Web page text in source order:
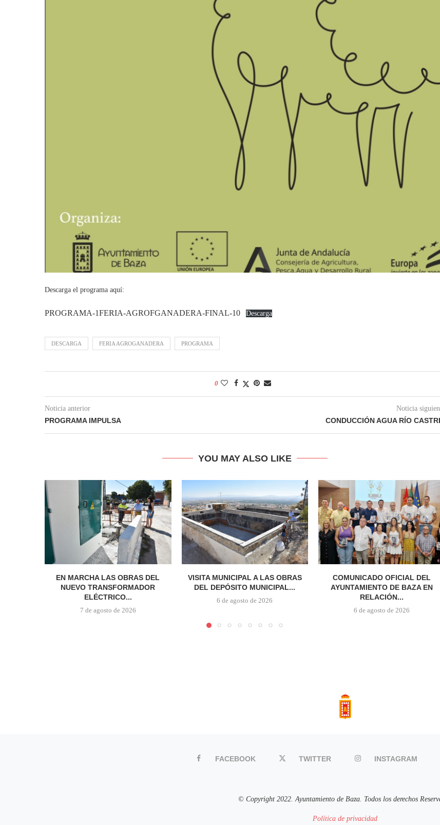
Descarga el programa aquí:
PROGRAMA-1FERIA-AGROFGANADERA-FINAL-10 Descarga
DESCARGA FERIA AGROGANADERA PROGRAMA
0
Noticia anterior
PROGRAMA IMPULSA
Noticia
CONDUCCIÓN AGUA RÍO
YOU MAY ALSO LIKE
EN MARCHA LAS OBRAS DEL
NUEVO TRANSFORMADOR
ELÉCTRICO...
7 de agosto de 2026
VISITA MUNICIPAL A LAS OBRAS
DEL DEPÓSITO MUNICIPAL...
6 de agosto de 2026
COMUNICADO OFICIAL DEL
AYUNTAMIENTO DE BAZA EN
RELACIÓN...
6 de agosto de 2026
FACEBOOK TWITTER INSTAGRAM
© Copyright 2022. Ayuntamiento de Baza. Todos los derechos
Política de privacidad